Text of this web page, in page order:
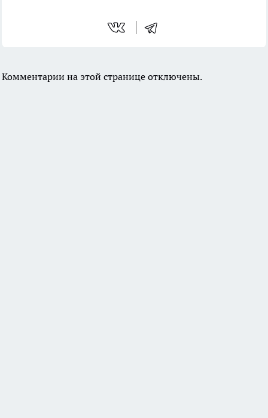
Комментарии на этой странице отключены.